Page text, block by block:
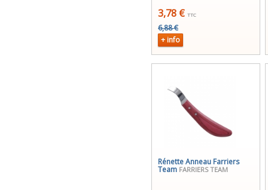
3,78 € TTC
6,88 €
+ info
Rénette Anneau Farriers
Team FARRIERS TEAM